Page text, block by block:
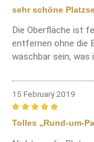
Review with rating
sehr schöne
Die Oberfläche ist
entfernen ohne die
waschbar sein, was
15 February 2019
Review with rating
Tolles „Rund-um-